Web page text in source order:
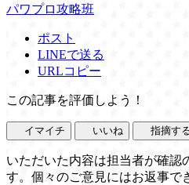
パワプロ攻略班
ポスト
LINEで送る
URLコピー
この記事を評価しよう！
イマイチ いいね 指摘す
いただいた内容は担当者が確認
す。個々のご意見にはお返事で